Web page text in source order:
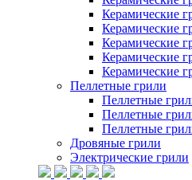
Керамические
Керамические
Керамические
Керамические
Керамические
Пеллетные грили
Пеллетные
Пеллетные
Пеллетные
Дровяные грили
Электрические грили